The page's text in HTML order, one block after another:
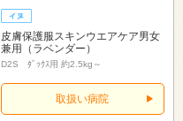
皮膚保護服スキンウエアケア男女
兼用（ラベンダー）
D2S ﾀﾞｯｸｽ用 約2.5kg～
取扱い病院